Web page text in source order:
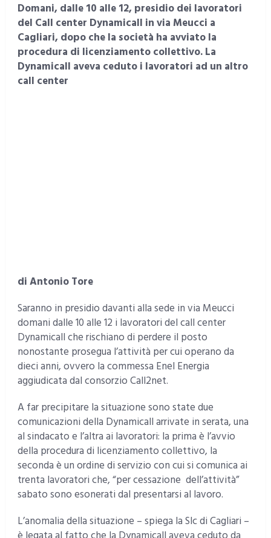
Domani, dalle 10 alle 12, presidio dei lavoratori
del Call center Dynamicall in via Meucci a
Cagliari, dopo che la società ha avviato la
procedura di licenziamento collettivo. La
Dynamicall aveva ceduto i lavoratori ad un altro
call center
di Antonio Tore
Saranno in presidio davanti alla sede in via Meucci
domani dalle 10 alle 12 i lavoratori del call center
Dynamicall che rischiano di perdere il posto
nonostante prosegua l’attività per cui operano da
dieci anni, ovvero la commessa Enel Energia
aggiudicata dal consorzio Call2net.
A far precipitare la situazione sono state due
comunicazioni della Dynamicall arrivate in serata, una
al sindacato e l’altra ai lavoratori: la prima è l’avvio
della procedura di licenziamento collettivo, la
seconda è un ordine di servizio con cui si comunica ai
trenta lavoratori che, “per cessazione dell’attività”
sabato sono esonerati dal presentarsi al lavoro.
L’anomalia della situazione – spiega la Slc di Cagliari –